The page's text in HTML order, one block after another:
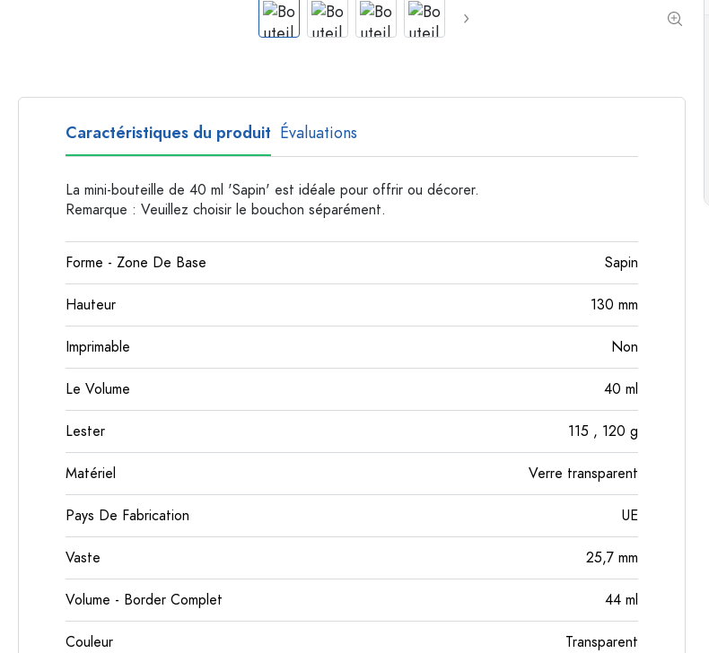
Bouteilles en plastique
Caractéristiques du produit Évaluations
La mini-bouteille de 40 ml 'Sapin' est idéale pour offrir ou décorer.
Remarque : Veuillez choisir le bouchon séparément.
Forme - Zone De Base Sapin
Hauteur 130 mm
Imprimable Non
Le Volume 40 ml
Lester 115 , 120 g
Matériel Verre transparent
Pays De Fabrication UE
Vaste 25,7 mm
Volume - Border Complet 44 ml
Couleur Transparent